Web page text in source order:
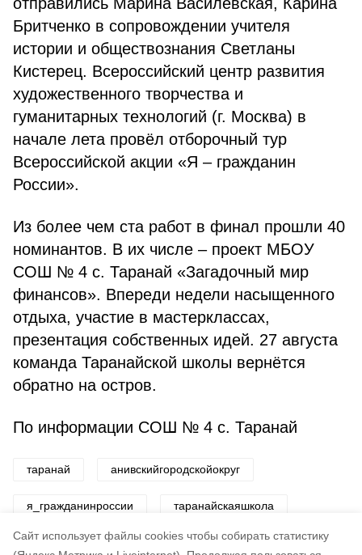
Cайт использует файлы cookies чтобы собирать статистику
Бритченко в сопровождении учителя
истории и обществознания Светланы
Кистерец. Всероссийский центр развития
художественного творчества и
гуманитарных технологий (г. Москва) в
начале лета провёл отборочный тур
Всероссийской акции «Я – гражданин
России».
Из более чем ста работ в финал прошли 40
номинантов. В их числе – проект МБОУ
СОШ № 4 с. Таранай «Загадочный мир
финансов». Впереди недели насыщенного
отдыха, участие в мастерклассах,
презентация собственных идей. 27 августа
команда Таранайской школы вернётся
обратно на остров.
По информации СОШ № 4 с. Таранай
таранай анивскийгородскойокруг
я_гражданинроссии таранайскаяшкола
Авторы: ADMIN admin